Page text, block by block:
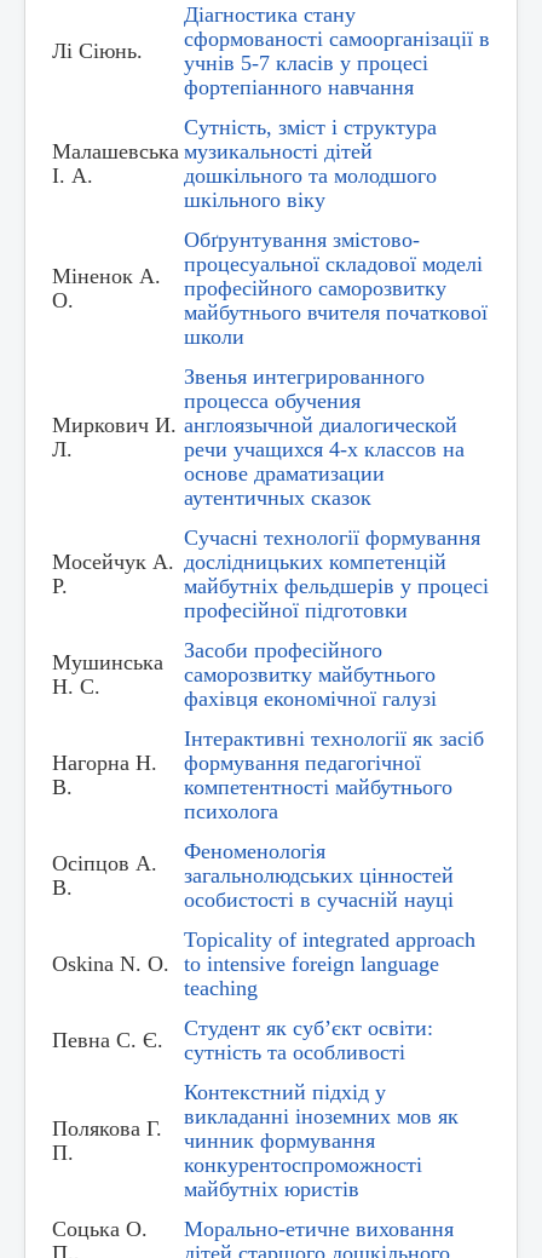
Лі Сіюнь.
Діагностика стану
сформованості самоорганізації в
учнів 5-7 класів у процесі
фортепіанного навчання
Малашевська
І. А.
Сутність, зміст і структура
музикальності дітей
дошкільного та молодшого
шкільного віку
Міненок А.
О.
Обґрунтування змістово-
процесуальної складової моделі
професійного саморозвитку
майбутнього вчителя початкової
школи
Миркович И.
Л.
Звенья интегрированного
процесса обучения
англоязычной диалогической
речи учащихся 4-х классов на
основе драматизации
аутентичных сказок
Мосейчук А.
Р.
Сучасні технології формування
дослідницьких компетенцій
майбутніх фельдшерів у процесі
професійної підготовки
Мушинська
Н. С.
Засоби професійного
саморозвитку майбутнього
фахівця економічної галузі
Нагорна Н.
В.
Інтерактивні технології як засіб
формування педагогічної
компетентності майбутнього
психолога
Осіпцов А.
В.
Феноменологія
загальнолюдських цінностей
особистості в сучасній науці
Oskina N. O.
Topicality of integrated approach
to intensive foreign language
teaching
Певна С. Є.
Студент як суб’єкт освіти:
сутність та особливості
Полякова Г.
П.
Контекстний підхід у
викладанні іноземних мов як
чинник формування
конкурентоспроможності
майбутніх юристів
Соцька О.
П.,
Морально-етичне виховання
дітей старшого дошкільного